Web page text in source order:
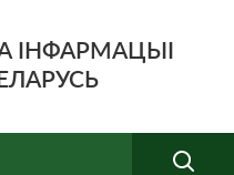
ІНФАРМАЦЫІ